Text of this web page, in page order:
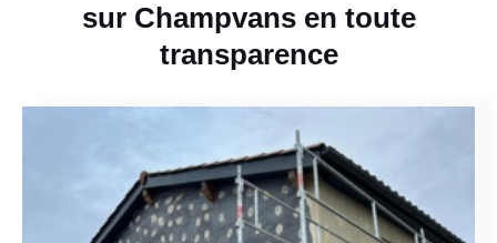
sur Champvans en toute
transparence